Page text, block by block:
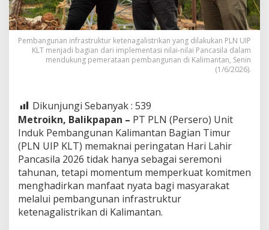
Pembangunan infrastruktur ketenagalistrikan yang dilakukan PLN UIP
KLT menjadi bagian dari implementasi nilai-nilai Pancasila dalam
mendukung pemerataan pembangunan di Kalimantan, Senin
(1/6/2026).
Dikunjungi Sebanyak : 539
Metroikn, Balikpapan – PT PLN (Persero) Unit
Induk Pembangunan Kalimantan Bagian Timur
(PLN UIP KLT) memaknai peringatan Hari Lahir
Pancasila 2026 tidak hanya sebagai seremoni
tahunan, tetapi momentum memperkuat komitmen
menghadirkan manfaat nyata bagi masyarakat
melalui pembangunan infrastruktur
ketenagalistrikan di Kalimantan.